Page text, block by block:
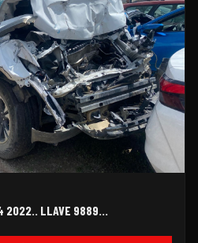
2022.. LLAVE 9889...